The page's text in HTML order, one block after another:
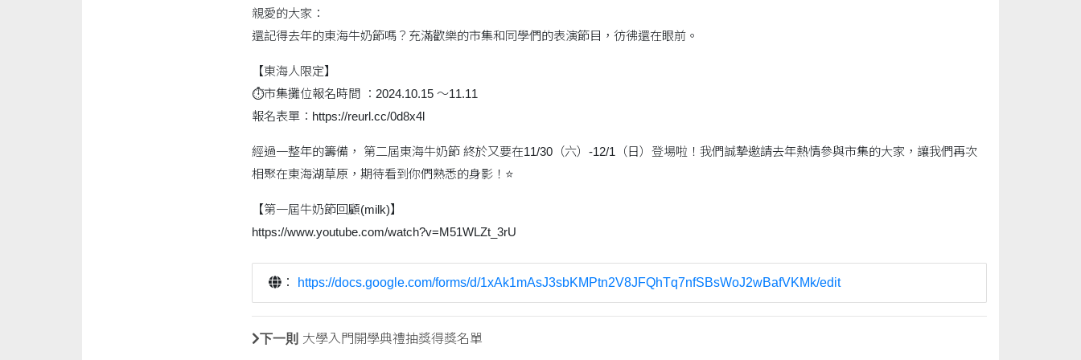
親愛的大家：
還記得去年的東海牛奶節嗎？充滿歡樂的市集和同學們的表演節目，彷彿還在眼前。
【東海人限定】
⏱市集攤位報名時間 ：2024.10.15 ～11.11
報名表單：https://reurl.cc/0d8x4l
經過一整年的籌備， 第二屆東海牛奶節 終於又要在11/30（六）-12/1（日）登場啦！我們誠摯邀請去年熱情參與市集的大家，讓我們再次
相聚在東海湖草原，期待看到你們熟悉的身影！⭐️
【第一屆牛奶節回顧(milk)】
https://www.youtube.com/watch?v=M51WLZt_3rU
： https://docs.google.com/forms/d/1xAk1mAsJ3sbKMPtn2V8JFQhTq7nfSBsWoJ2wBafVKMk/edit
下一則 大學入門開學典禮抽獎得獎名單